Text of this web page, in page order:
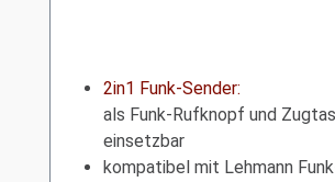
2in1 Funk-Sender:
als Funk-Rufknopf und
einsetzbar
kompatibel mit Lehmann